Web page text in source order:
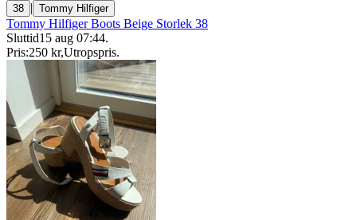
38 | Tommy Hilfiger
Tommy Hilfiger Boots Beige Storlek 38
Sluttid15 aug 07:44.
Pris:250 kr,Utropspris.